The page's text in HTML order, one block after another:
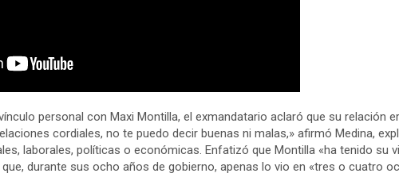
personal con Maxi Montilla, el exmandatario aclaró que su relación
cordiales, no te puedo decir buenas ni malas,» afirmó Medina,
laborales, políticas o económicas. Enfatizó que Montilla «ha tenido su
durante sus ocho años de gobierno, apenas lo vio en «tres o cuatro